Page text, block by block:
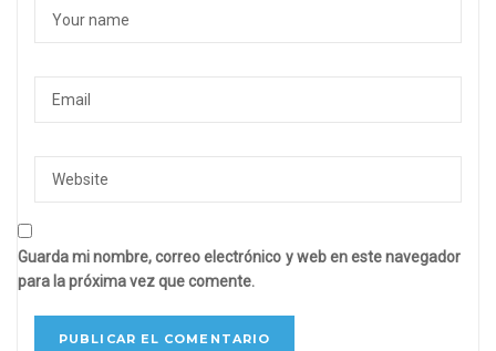
Guarda mi nombre, correo electrónico y web en este navegador
para la próxima vez que comente.